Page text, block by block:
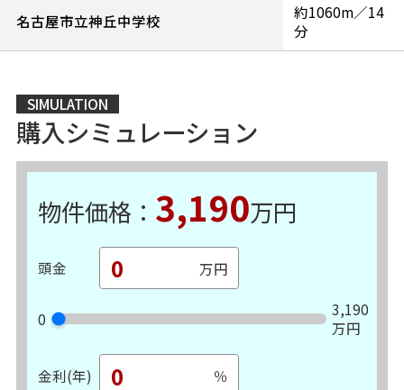
名古屋市立神丘中学校
約1060m／14
分
SIMULATION
購入シミュレーション
物件価格： 3,190万円
頭金
0
3,190
万円
金利(年)